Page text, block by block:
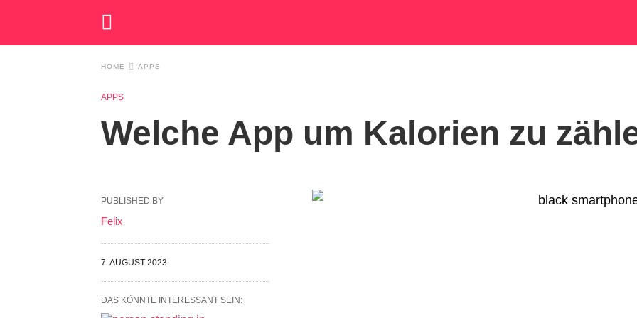
HOME APPS
APPS
Welche App um Kalorien zu
PUBLISHED BY
Felix
7. AUGUST 2023
DAS KÖNNTE INTERESSANT SEIN: